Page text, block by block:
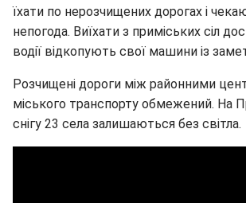
їхати по нерозчищених дорогах і
непогода. Виїхати з приміських сіл
водії відкопують свої машини із
Розчищені дороги між районними
міського транспорту обмежений. На
снігу 23 села залишаються без світла.